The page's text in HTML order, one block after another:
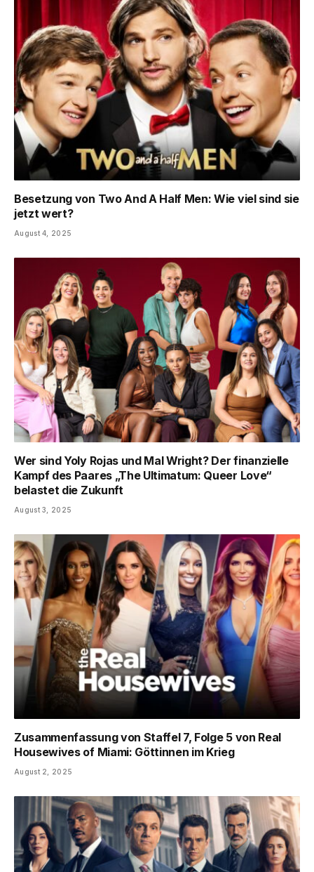
Besetzung von Two And A Half Men: Wie viel sind sie
jetzt wert?
August 4, 2025
Wer sind Yoly Rojas und Mal Wright? Der finanzielle
Kampf des Paares „The Ultimatum: Queer Love“
belastet die Zukunft
August 3, 2025
Zusammenfassung von Staffel 7, Folge 5 von Real
Housewives of Miami: Göttinnen im Krieg
August 2, 2025